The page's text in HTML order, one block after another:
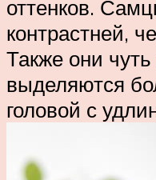
оттенков.
контрастней,
Также они
выделяются
головой с